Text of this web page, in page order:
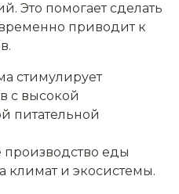
Это помогает сделать
приводит к
стимулирует
с высокой
питательной
производство еды
климат и экосистемы.